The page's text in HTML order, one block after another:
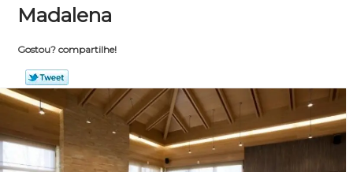
Madalena
Gostou? compartilhe!